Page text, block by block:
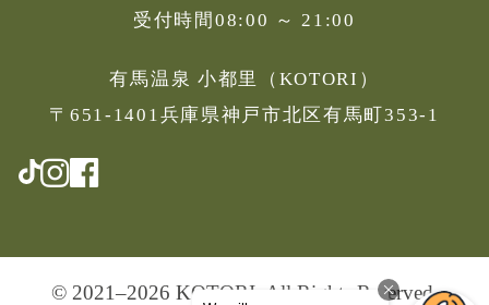
受付時間 08:00 ～ 21:00
有馬温泉 小都里（KOTORI）
〒651-1401兵庫県神戸市北区有馬町353-1
© 2021–2026 KOTORI, All Rights Reserved.